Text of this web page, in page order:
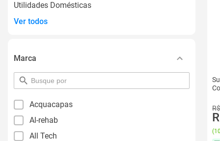
Utilidades Domésticas
Ver todos
Marca
pesquisar
por
Acquacapas
Al-rehab
All Tech
(